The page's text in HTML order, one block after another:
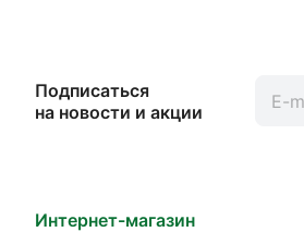
Подписаться
на новости и акции
Интернет-магазин